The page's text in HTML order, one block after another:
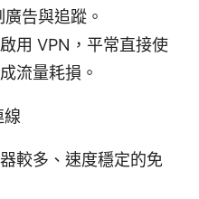
告與追蹤。
用 VPN，平常直接使
流量耗損。
線
較多、速度穩定的免